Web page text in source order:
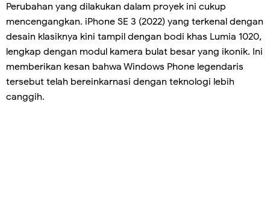
Perubahan yang dilakukan dalam proyek ini cukup
mencengangkan. iPhone SE 3 (2022) yang terkenal dengan
desain klasiknya kini tampil dengan bodi khas Lumia 1020,
lengkap dengan modul kamera bulat besar yang ikonik. Ini
memberikan kesan bahwa Windows Phone legendaris
tersebut telah bereinkarnasi dengan teknologi lebih
canggih.